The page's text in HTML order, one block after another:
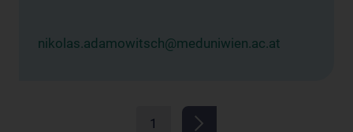
nikolas.adamowitsch@meduniwien.ac.at
1